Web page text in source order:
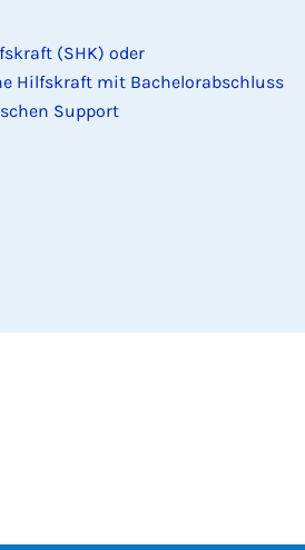
(SHK) oder
Hilfskraft mit Bachelorabschluss
Support